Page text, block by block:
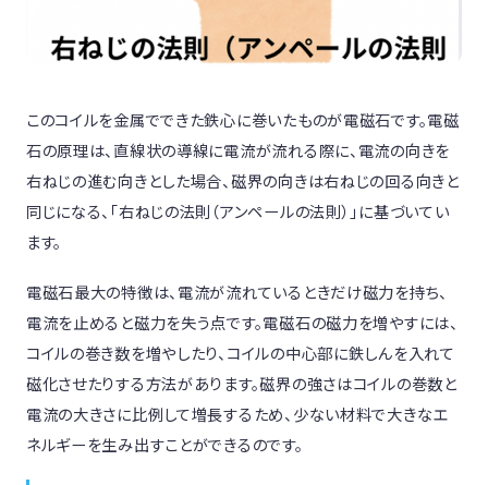
このコイルを金属でできた鉄心に巻いたものが電磁石です。電磁
石の原理は、直線状の導線に電流が流れる際に、電流の向きを
右ねじの進む向きとした場合、磁界の向きは右ねじの回る向きと
同じになる、「右ねじの法則（アンペールの法則）」に基づいてい
ます。
電磁石最大の特徴は、電流が流れているときだけ磁力を持ち、
電流を止めると磁力を失う点です。電磁石の磁力を増やすには、
コイルの巻き数を増やしたり、コイルの中心部に鉄しんを入れて
磁化させたりする方法があります。磁界の強さはコイルの巻数と
電流の大きさに比例して増長するため、少ない材料で大きなエ
ネルギーを生み出すことができるのです。